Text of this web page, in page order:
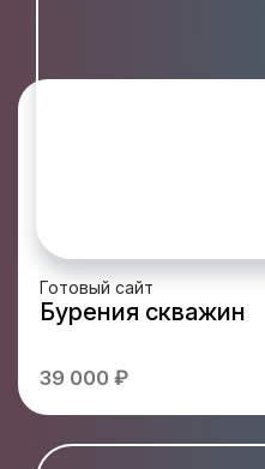
Готовый сайт
Бурения скважин
39 000 ₽